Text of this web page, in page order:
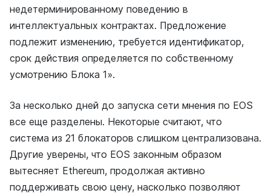
недетерминированному поведению в
интеллектуальных контрактах. Предложение
подлежит изменению, требуется идентификатор,
срок действия определяется по собственному
усмотрению Блока 1».
За несколько дней до запуска сети мнения по EOS
все еще разделены. Некоторые считают, что
система из 21 блокаторов слишком централизована.
Другие уверены, что EOS законным образом
вытесняет Ethereum, продолжая активно
поддерживать свою цену, насколько позволяют